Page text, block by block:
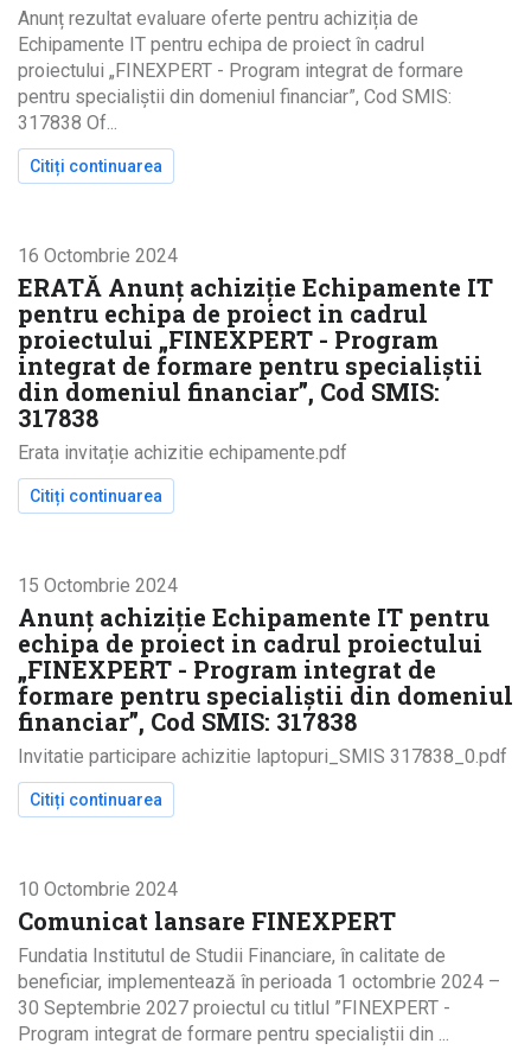
Anunț rezultat evaluare oferte pentru achiziția de
Echipamente IT pentru echipa de proiect în cadrul
proiectului „FINEXPERT - Program integrat de formare
pentru specialiștii din domeniul financiar”, Cod SMIS:
317838 Of...
Citiți continuarea
16 Octombrie 2024
ERATĂ Anunț achiziție Echipamente IT
pentru echipa de proiect in cadrul
proiectului „FINEXPERT - Program
integrat de formare pentru specialiștii
din domeniul financiar”, Cod SMIS:
317838
Erata invitație achizitie echipamente.pdf
Citiți continuarea
15 Octombrie 2024
Anunț achiziție Echipamente IT pentru
echipa de proiect in cadrul proiectului
„FINEXPERT - Program integrat de
formare pentru specialiștii din domeniul
financiar”, Cod SMIS: 317838
Invitatie participare achizitie laptopuri_SMIS 317838_0.pdf
Citiți continuarea
10 Octombrie 2024
Comunicat lansare FINEXPERT
Fundatia Institutul de Studii Financiare, în calitate de
beneficiar, implementează în perioada 1 octombrie 2024 –
30 Septembrie 2027 proiectul cu titlul ”FINEXPERT -
Program integrat de formare pentru specialiștii din ...